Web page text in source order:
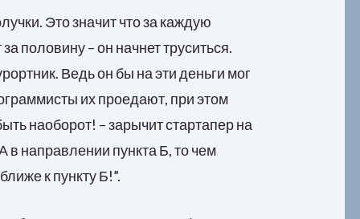
Это значит что за каждую
половину – он начнет труситься.
Ведь он бы на эти деньги мог
их проедают, при этом
наоборот! – зарычит стартапер на
в направлении пункта Б, то чем
к пункту Б!”.